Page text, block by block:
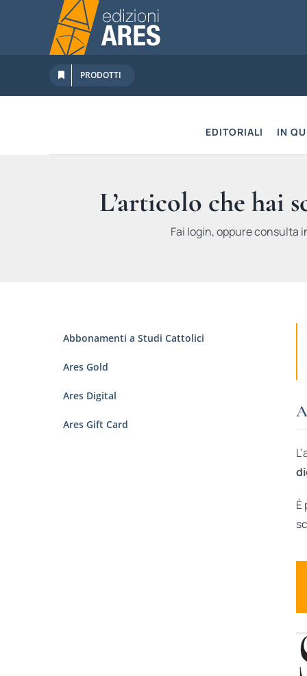
contenuto
PRODOTTI
EDITORIALI IN
L’articolo che hai
Fai login, oppure consulta
È
Abbonamenti a Studi Cattolici
Ares Gold
Ares Digital
Ares Gift Card